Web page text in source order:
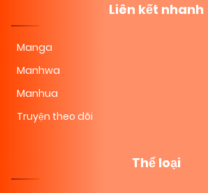
Liên kết nhanh
Manga
Manhwa
Manhua
Truyện theo dõi
Thể loại